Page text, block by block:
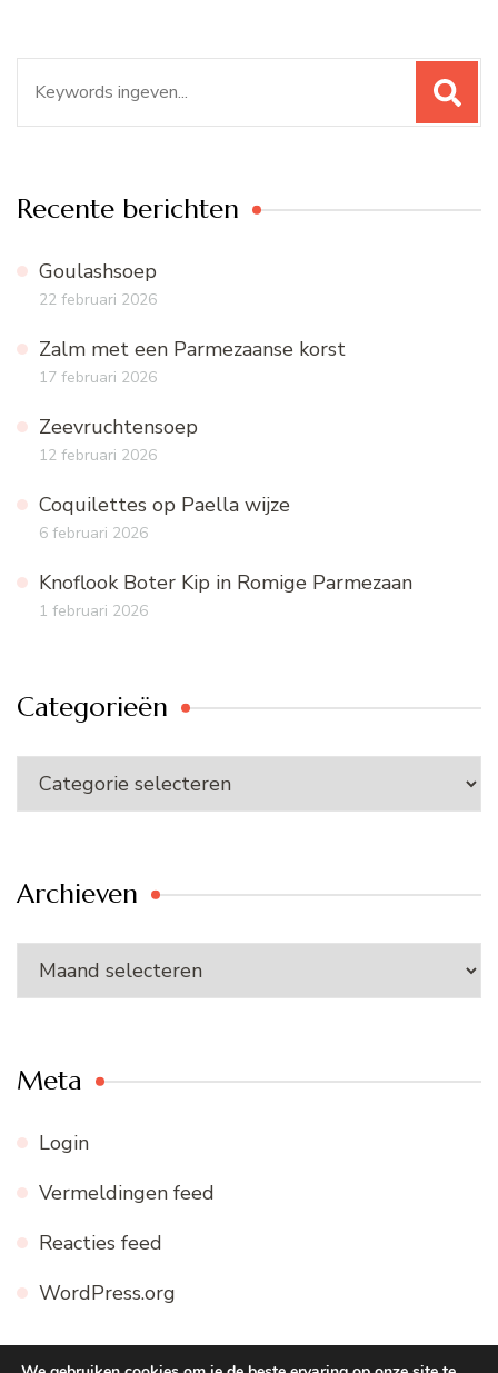
naar:
Recente berichten
Goulashsoep
22 februari 2026
Zalm met een Parmezaanse korst
17 februari 2026
Zeevruchtensoep
12 februari 2026
Coquilettes op Paella wijze
6 februari 2026
Knoflook Boter Kip in Romige Parmezaan
1 februari 2026
Categorieën
Categorieën
Archieven
Archieven
Meta
Login
Vermeldingen feed
Reacties feed
WordPress.org